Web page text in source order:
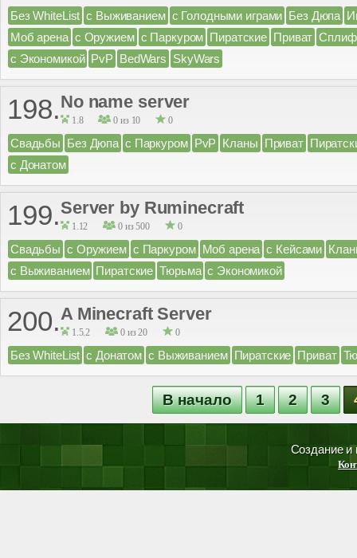
Без WhiteList с Выживанием с Голодными играми Без Дюпа
Моб арена с Оружием с Паркуром Пиратские Приват Сплиф
с Экономикой PvP BedWars SkyWars
198.No name server
1.8 0 из 10 0
Свадьбы Без Дюпа с Паркуром PvP Кланы Приват
с Донатом
199.Server by Ruminecraft
1.12 0 из 500 0
Свадьбы с Оружием с Паркуром Моб арена с Кейсами
с Выживанием Пиратские Тюрьма с Экономикой
200.A Minecraft Server
1.5.2 0 из 20 0
Без WhiteList с Донатом с Выживанием Пиратские Приват
В начало 1 2 3
Создание и